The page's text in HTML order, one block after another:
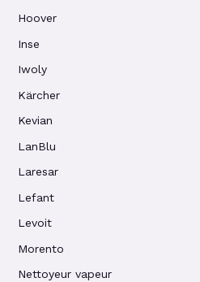
Hoover
Inse
Iwoly
Kärcher
Kevian
LanBlu
Laresar
Lefant
Levoit
Morento
Nettoyeur vapeur